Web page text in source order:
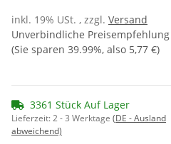
inkl. 19% USt. , zzgl. Versand
Unverbindliche
(Sie sparen 39.99%, also 5,77 €)
3361 Stück Auf Lager
Lieferzeit:2 - 3 Werktage (DE - Ausland
abweichend)